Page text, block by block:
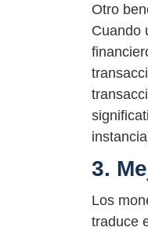
Otro
Cuando
3.
Los
traduce